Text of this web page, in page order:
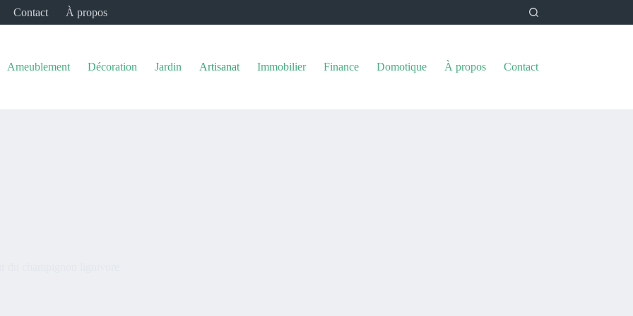
Contact À propos
Ameublement Décoration Jardin Artisanat Immobilier Finance Domotique À propos Contact